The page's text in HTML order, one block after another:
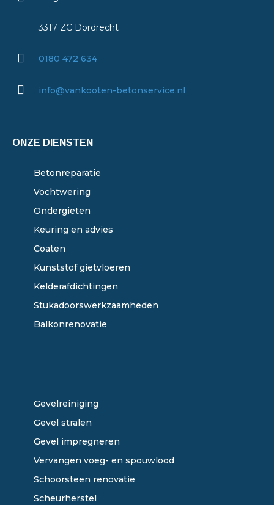
3317 ZC Dordrecht
0180 472 634
info@vankooten-betonservice.nl
ONZE DIENSTEN
Betonreparatie
Vochtwering
Ondergieten
Keuring en advies
Coaten
Kunststof gietvloeren
Kelderafdichtingen
Stukadoorswerkzaamheden
Balkonrenovatie
Gevelreiniging
Gevel stralen
Gevel impregneren
Vervangen voeg- en spouwlood
Schoorsteen renovatie
Scheurherstel